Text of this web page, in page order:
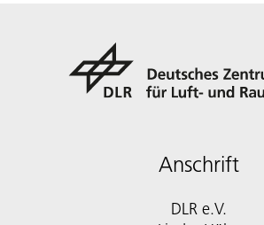
Anschrift
DLR e.V.